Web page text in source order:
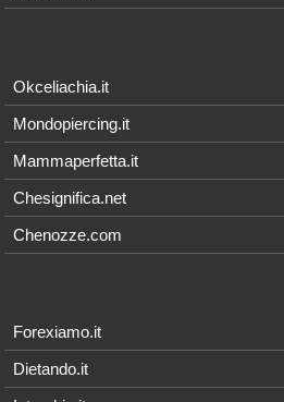
Okceliachia.it
Mondopiercing.it
Mammaperfetta.it
Chesignifica.net
Chenozze.com
Forexiamo.it
Dietando.it